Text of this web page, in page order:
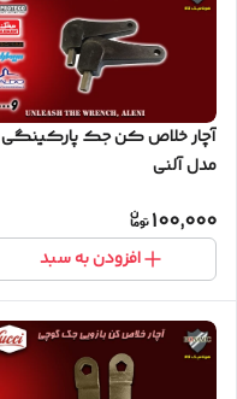
آچار خلاص کن جک پارکینگی
مدل آلنی
100,000
افزودن به سبد